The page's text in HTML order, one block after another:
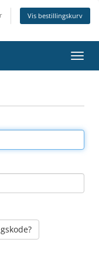
Vis bestillingskurv
Skift